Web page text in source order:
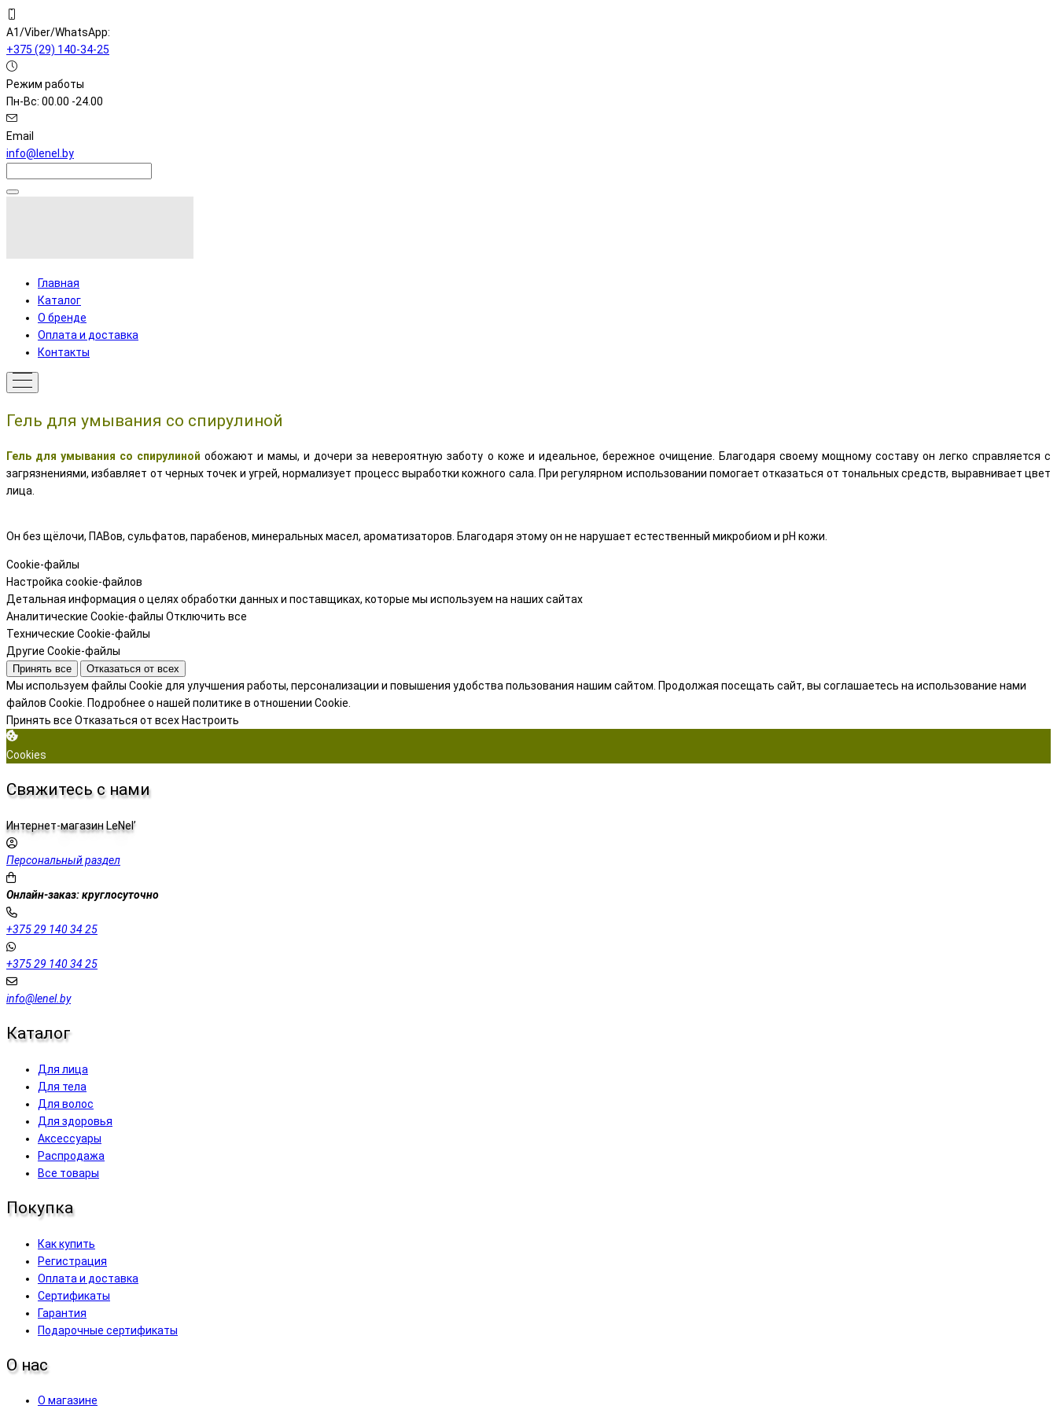
A1/Viber/WhatsApp:
+375 (29) 140-34-25
Режим работы
Пн-Вс: 00.00 -24.00
Email
info@lenel.by
Главная
Каталог
О бренде
Оплата и доставка
Контакты
Гель для умывания со спирулиной
Гель для умывания со спирулиной обожают и мамы, и дочери за невероятную заботу о коже и идеальное, бережное очищение. Благодаря своему мощному составу он легко справляется с
загрязнениями, избавляет от черных точек и угрей, нормализует процесс выработки кожного сала. При регулярном использовании помогает отказаться от тональных средств, выравнивает цвет
лица.
Он без щёлочи, ПАВов, сульфатов, парабенов, минеральных масел, ароматизаторов. Благодаря этому он не нарушает естественный микробиом и pH кожи.
Cookie-файлы
Настройка cookie-файлов
Детальная информация о целях обработки данных и поставщиках, которые мы используем на наших сайтах
Аналитические Cookie-файлы Отключить все
Технические Cookie-файлы
Другие Cookie-файлы
Принять все Отказаться от всех
Мы используем файлы Cookie для улучшения работы, персонализации и повышения удобства пользования нашим сайтом. Продолжая посещать сайт, вы соглашаетесь на использование нами
файлов Cookie. Подробнее о нашей политике в отношении Cookie.
Принять все Отказаться от всех Настроить
Cookies
Свяжитесь с нами
Интернет-магазин LeNel’
Персональный раздел
Онлайн-заказ: круглосуточно
+375 29 140 34 25
+375 29 140 34 25
info@lenel.by
Каталог
Для лица
Для тела
Для волос
Для здоровья
Аксессуары
Распродажа
Все товары
Покупка
Как купить
Регистрация
Оплата и доставка
Сертификаты
Гарантия
Подарочные сертификаты
О нас
О магазине